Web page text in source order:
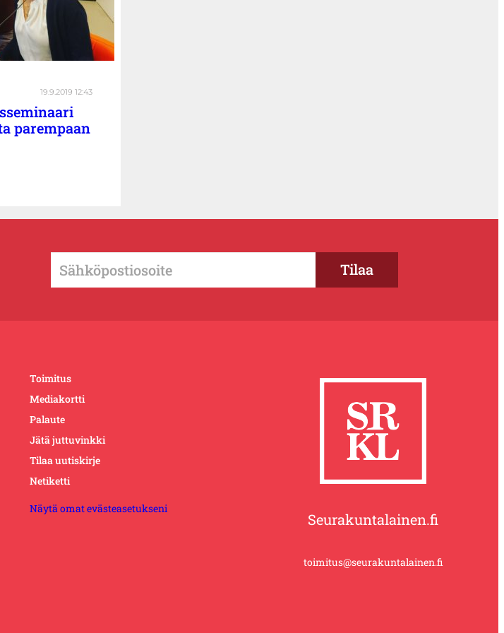
19.9.2019 12:43
parempaan
Toimitus
Mediakortti
Palaute
Jätä juttuvinkki
Tilaa uutiskirje
Netiketti
Näytä omat evästeasetukseni
Seurakuntalainen.fi
toimitus@seurakuntalainen.fi